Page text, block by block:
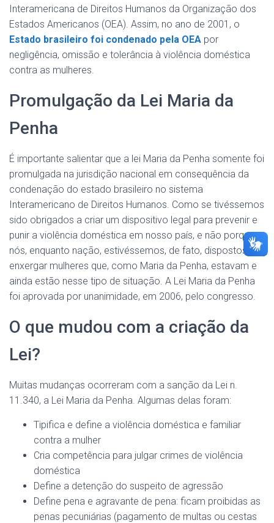
Interamericana de Direitos Humanos da Organização dos
Estados Americanos (OEA). Assim, no ano de 2001, o
Estado brasileiro foi condenado pela OEA por
negligência, omissão e tolerância à violência doméstica
contra as mulheres.
Promulgação da Lei Maria da
Penha
É importante salientar que a lei Maria da Penha somente foi
promulgada na jurisdição nacional em consequência da
condenação do estado brasileiro no sistema
Interamericano de Direitos Humanos. Como se tivéssemos
sido obrigados a criar um dispositivo legal para prevenir e
punir a violência doméstica em nosso país, e não porque
nós, enquanto nação, estivéssemos, de fato, dispostos a
enxergar mulheres que, como Maria da Penha, estavam e
ainda estão nesse tipo de situação. A Lei Maria da Penha
foi aprovada por unanimidade, em 2006, pelo congresso.
O que mudou com a criação da
Lei?
Muitas mudanças ocorreram com a sanção da Lei n.
11.340, a Lei Maria da Penha. Algumas delas foram:
Tipifica e define a violência doméstica e familiar
contra a mulher
Cria competência para julgar crimes de violência
doméstica
Define a detenção do suspeito de agressão
Define pena e agravante de pena: ficam proibidas as
penas pecuniárias (pagamento de multas ou cestas